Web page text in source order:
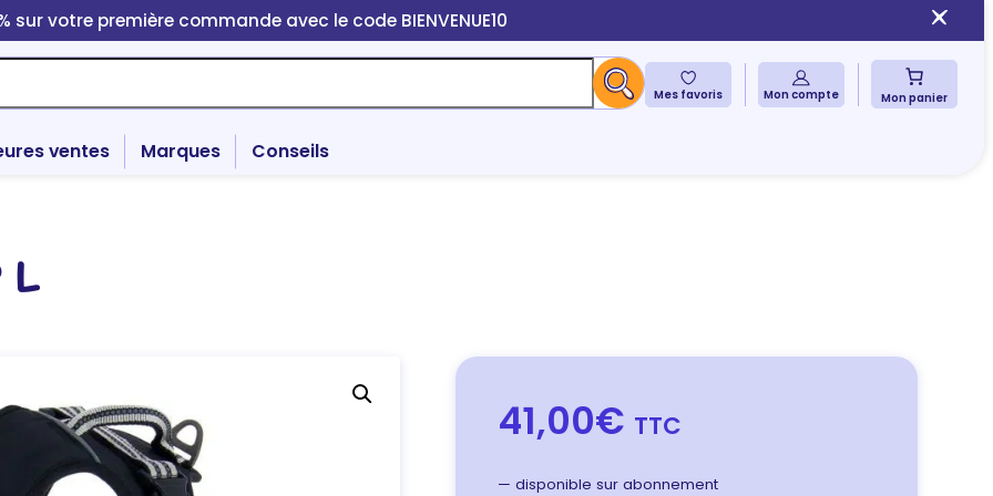
sur votre première commande avec le code BIENVENUE10
Mes favoris Mon compte Mon panier
ventes Marques Conseils
L
41,00€ TTC
— disponible sur abonnement